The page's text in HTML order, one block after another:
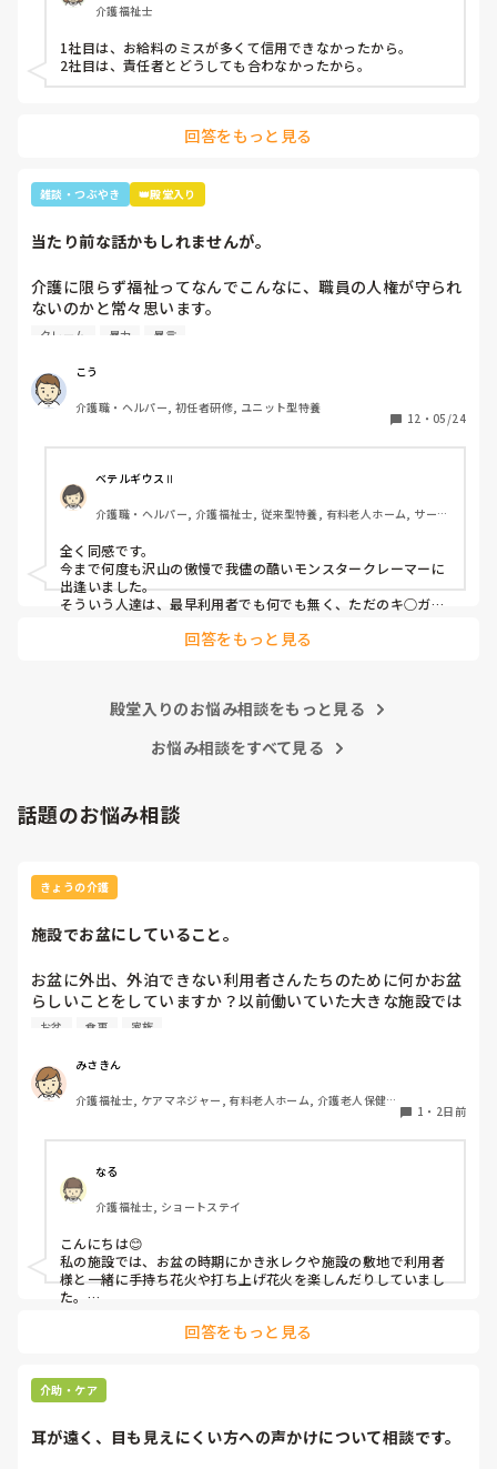
介護福祉士
1社目は、お給料のミスが多くて信用できなかったから。
2社目は、責任者とどうしても合わなかったから。
回答をもっと見る
雑談・つぶやき 👑殿堂入り
当たり前な話かもしれませんが。
介護に限らず福祉ってなんでこんなに、職員の人権が守られ
ないのかと常々思います。
いる感じは否めません。
特に、利用者からの暴力・暴言、家族からのクレームをいつ
までも我慢するのは心情としておかしいのではと思います。
介護職員というより福祉人として間違っている考えだとは思
いますが、割りきって仕事をしていく必要があるのでしょう
心身をやられたりしたら、介護職員をやりたくなくなると思
うんですよね。
クレーム 暴力 暴言
こう
介護職・ヘルパー, 初任者研修, ユニット型特養
12 ・ 05/24
ベテルギウスⅡ
介護職・ヘルパー, 介護福祉士, 従来型特養, 有料老人ホーム, サービ
ット型特養
全く同感です。
今まで何度も沢山の傲慢で我儘の酷いモンスタークレーマーに
出逢いました。
そういう人達は、最早利用者でも何でも無く、ただのキ○ガイ
無理難題を言って来るこの人達には、毅然とした態度や対応が
まり、精神がやられた結果辞めて行きます。
治体や他職種にも拡大して、介護職に取っても働きやすい職場
回答をもっと見る
殿堂入りのお悩み相談をもっと見る
お悩み相談をすべて見る
話題のお悩み相談
きょうの介護
施設でお盆にしていること。
お盆に外出、外泊できない利用者さんたちのために何かお盆
らしいことをしていますか？以前働いていた大きな施設では
実際に住職さんを呼びご焼香できるようにそれ用のスペース
族が面会に来る…などでした。お盆まであと少しです。何か
していることがあればぜひシェアよろしくお願いします。
お盆 食事 家族
みさきん
介護福祉士, ケアマネジャー, 有料老人ホーム, 介護老人保健施
1 ・ 2日前
なる
介護福祉士, ショートステイ
こんにちは😊
私の施設では、お盆の時期にかき氷レクや施設の敷地で利用者
様と一緒に手持ち花火や打ち上げ花火を楽しんだりしていまし
た。
利用者様にとっても良い経験にもなりますね！
回答をもっと見る
介助・ケア
耳が遠く、目も見えにくい方への声かけについて相談です。